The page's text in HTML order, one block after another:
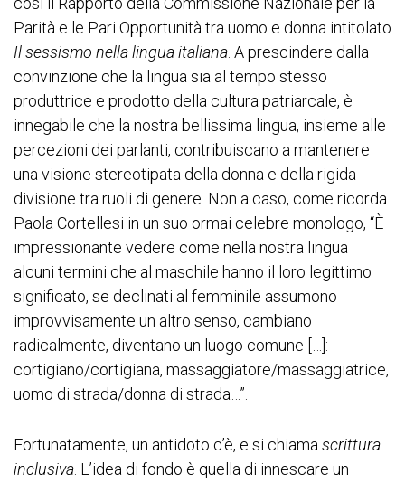
Parità e le Pari Opportunità tra uomo e donna intitolato
Il sessismo nella lingua italiana. A prescindere dalla
convinzione che la lingua sia al tempo stesso
produttrice e prodotto della cultura patriarcale, è
innegabile che la nostra bellissima lingua, insieme alle
percezioni dei parlanti, contribuiscano a mantenere
una visione stereotipata della donna e della rigida
divisione tra ruoli di genere. Non a caso, come ricorda
Paola Cortellesi in un suo ormai celebre monologo, “È
impressionante vedere come nella nostra lingua
alcuni termini che al maschile hanno il loro legittimo
significato, se declinati al femminile assumono
improvvisamente un altro senso, cambiano
radicalmente, diventano un luogo comune […]:
cortigiano/cortigiana, massaggiatore/massaggiatrice,
uomo di strada/donna di strada…”.
Fortunatamente, un antidoto c’è, e si chiama scrittura
inclusiva . L’idea di fondo è quella di innescare un